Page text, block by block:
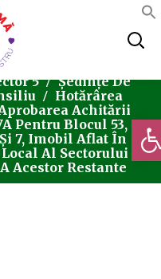
5
Ședințe De
Hotărârea
Achitării
Pentru Blocul 53,
Și 7, Imobil Aflat În
Al Sectorului 5
Acestor Restante